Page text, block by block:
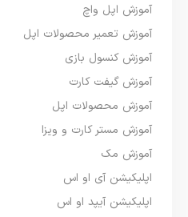
آموزش اپل واچ
آموزش تعمیر محصولات اپل
آموزش کنسول بازی
آموزش گیفت کارت
آموزش محصولات اپل
آموزش مستر کارت و ویزا
آموزش مک
اپلیکیشن آی او اس
اپلیکیشن آیپد او اس